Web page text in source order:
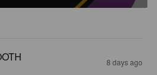
8 days ago